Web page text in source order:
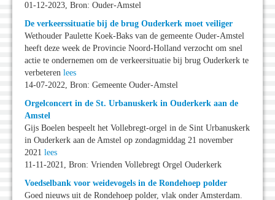
01-12-2023, Bron: Ouder-Amstel
De verkeerssituatie bij de brug Ouderkerk moet veiliger
Wethouder Paulette Koek-Baks van de gemeente Ouder-Amstel
heeft deze week de Provincie Noord-Holland verzocht om snel
actie te ondernemen om de verkeersituatie bij brug Ouderkerk te
verbeteren lees
14-07-2022, Bron: Gemeente Ouder-Amstel
Orgelconcert in de St. Urbanuskerk in Ouderkerk aan de
Amstel
Gijs Boelen bespeelt het Vollebregt-orgel in de Sint Urbanuskerk
in Ouderkerk aan de Amstel op zondagmiddag 21 november
2021 lees
11-11-2021, Bron: Vrienden Vollebregt Orgel Ouderkerk
Voedselbank voor weidevogels in de Rondehoep polder
Goed nieuws uit de Rondehoep polder, vlak onder Amsterdam.